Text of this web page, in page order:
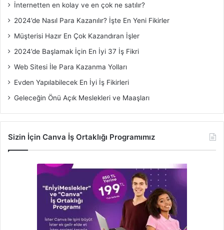
İnternetten en kolay ve en çok ne satılır?
2024’de Nasıl Para Kazanılır? İşte En Yeni Fikirler
Müşterisi Hazır En Çok Kazandıran İşler
2024’de Başlamak İçin En İyi 37 İş Fikri
Web Sitesi İle Para Kazanma Yolları
Evden Yapılabilecek En İyi İş Fikirleri
Geleceğin Önü Açık Meslekleri ve Maaşları
Sizin İçin Canva İş Ortaklığı Programımız